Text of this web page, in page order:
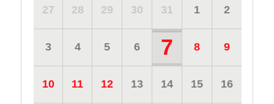
27 28 29 30 31 1 2
3 4 5 6 7 8 9
10 11 12 13 14 15 16